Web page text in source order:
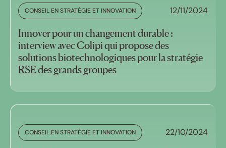
CONSEIL EN STRATÉGIE ET INNOVATION 12/11/2024
Innover pour un changement durable :
interview avec Colipi qui propose des
solutions biotechnologiques pour la stratégie
RSE des grands groupes
CONSEIL EN STRATÉGIE ET INNOVATION 22/10/2024